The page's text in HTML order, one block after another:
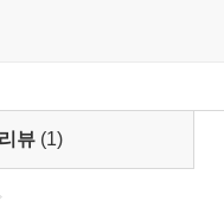
그가 트랜스 여성이라는
특별한 자리를 마련한다.
뷰 (1)